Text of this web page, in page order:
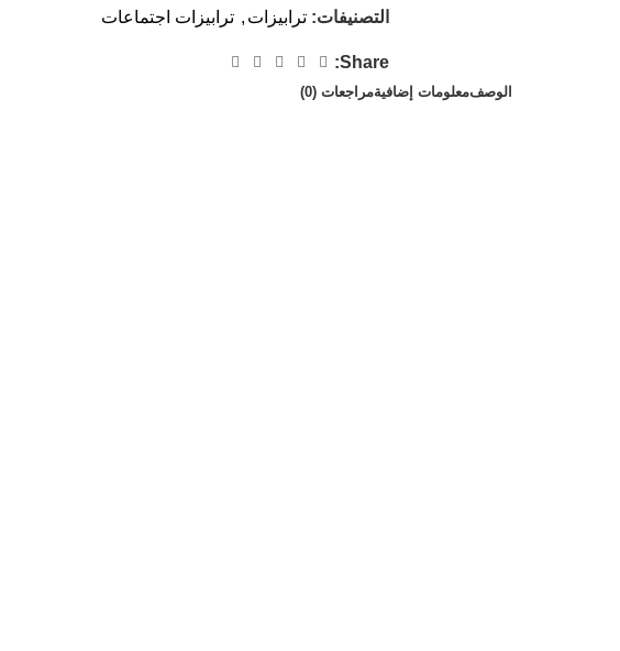
التصنيفات: ترابيزات , ترابيزات اجتماعات
Share:
الوصفمعلومات إضافيةمراجعات (0)